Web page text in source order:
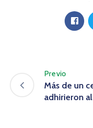
Previo
Más de un
adhirieron